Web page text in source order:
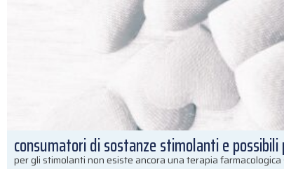
consumatori di sostanze stimolanti e possibili
per gli stimolanti non esiste ancora una terapia